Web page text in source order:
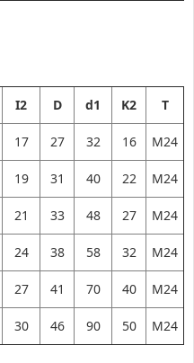
I2 D d1 K2
T
17 27 32 16
M24
19 31 40 22
M24
21 33 48 27
M24
24 38 58 32
M24
27 41 70 40
M24
30 46 90 50
M24